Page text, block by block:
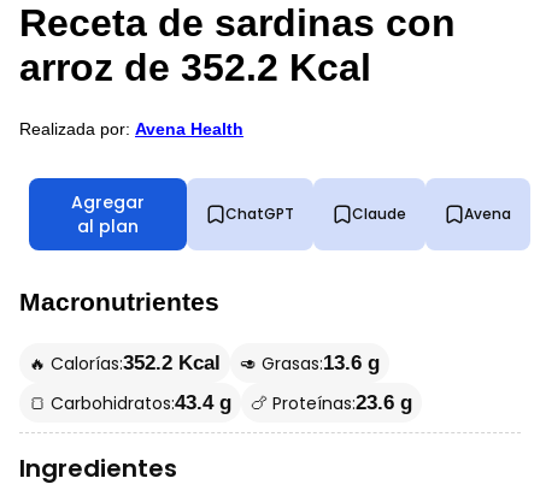
Receta de sardinas con
arroz de 352.2 Kcal
Realizada por: Avena Health
Agregar
al plan
ChatGPT Claude Avena
Macronutrientes
🔥 Calorías:352.2 Kcal 🥑 Grasas:13.6 g
🍞 Carbohidratos:43.4 g 🍗 Proteínas:23.6 g
Ingredientes